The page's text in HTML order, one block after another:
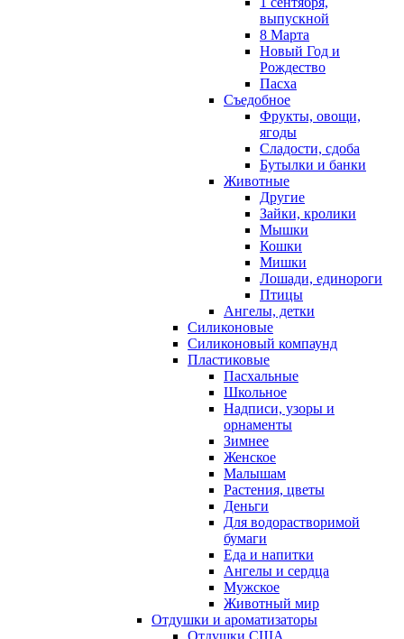
выпускной
8 Марта
Новый Год и
Рождество
Пасха
Съедобное
Фрукты, овощи,
ягоды
Сладости, сдоба
Бутылки и банки
Животные
Другие
Зайки, кролики
Мышки
Кошки
Мишки
Лошади, единороги
Птицы
Ангелы, детки
Силиконовые
Силиконовый компаунд
Пластиковые
Пасхальные
Школьное
Надписи, узоры и
орнаменты
Зимнее
Женское
Малышам
Растения, цветы
Деньги
Для водорастворимой
бумаги
Еда и напитки
Ангелы и сердца
Мужское
Животный мир
Отдушки и ароматизаторы
Отдушки США